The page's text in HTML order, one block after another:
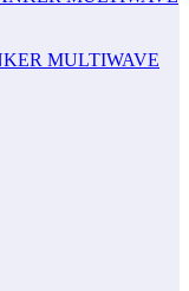
MULTIWAVE